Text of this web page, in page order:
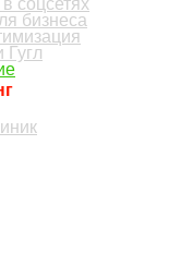
бизнеса